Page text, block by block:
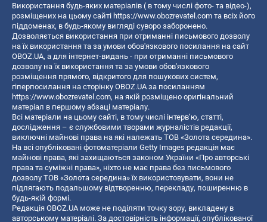
Використання будь-яких матеріалів ( в тому числі фото- та відео-),
розміщених на цьому сайті https://www.obozrevatel.com та всіх його
піддоменах, в будь-якому вигляді суворо заборонено.
Дозволяється використання при отриманні письмового дозволу
на їх використання та за умови обов'язкового посилання на сайт
OBOZ.UA, а для інтернет-видань - при отриманні письмового
дозволу на їх використання та за умови обов'язкового
розміщення прямого, відкритого для пошукових систем,
гіперпосилання на сторінку OBOZ.UA за посиланням
https://www.obozrevatel.com, на якій розміщено оригінальний
матеріал в першому абзаці матеріалу.
Всі матеріали на цьому сайті, в тому числі інтерв’ю, статті,
дослідження – є службовими творами журналістів редакції,
виключні майнові права на які належать ТОВ «Золота середина».
На всі опубліковані фотоматеріали Getty Images редакція має
майнові права, які захищаються законом України «Про авторські
права та суміжні права», ніхто не має права без письмового
дозволу ТОВ «Золота середина» їх використовувати, вони не
підлягають подальшому відтворенню, перекладу, поширенню в
будь-якій формі.
Редакція OBOZ.UA може не поділяти точку зору, викладену в
авторському матеріалі. За достовірність інформації, опублікованої